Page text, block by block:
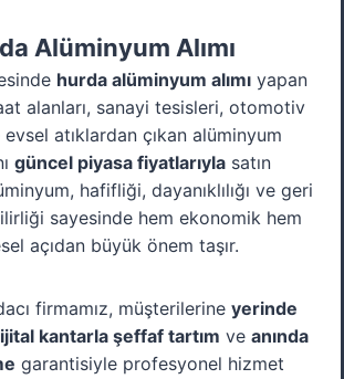
Alüminyum Alımı
hurda alüminyum alımıyapan
alanları, sanayi tesisleri, otomotiv
atıklardan çıkan alüminyum
güncel piyasa fiyatlarıyla satın
hafifliği, dayanıklılığı ve geri
sayesinde hem ekonomik hem
açıdan büyük önem taşır.
firmamız, müşterilerine yerinde
kantarla şeffaf tartım ve anında
garantisiyle profesyonel hizmet